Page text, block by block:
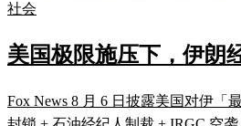
社会
美国极限施压下，伊朗
Fox News 8 月 6 日披露美国对伊